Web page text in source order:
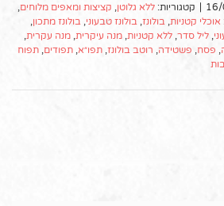
| קטגוריות: ללא גלוטן קציצות ומאפים מלוחים
אוכלי קטניות בולונז בולונז טבעוני בולונז מתכון
ליל סדר ללא קטניות מנה עיקרית מנה עקרית
פסח פשטידה רוטב בולונז תפו״א תפודים תפוח